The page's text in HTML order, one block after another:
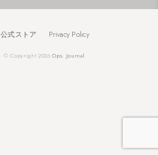
公式ストア Privacy Policy
© Copyright 2026Ops. Journal.